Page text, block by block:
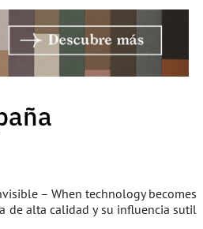
– When technology becomes
de alta calidad y su influencia sutil